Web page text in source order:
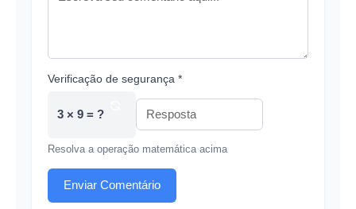
Verificação de segurança *
3 × 9 = ?
Resolva a operação matemática acima
Enviar Comentário